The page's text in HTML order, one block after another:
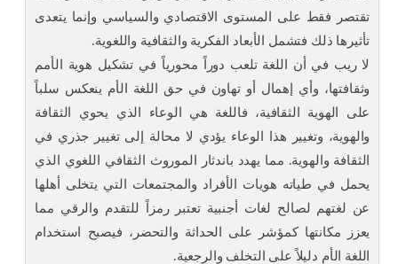
تقتصر فقط على المستوى الاقتصادي والسياسي وإنما يتعدى
تأثيرها ذلك فتشمل الأبعاد الفكرية والثقافية واللغوية.
لا ريب في أن اللغة تلعب دوراً محورياً في تشكيل هوية الأمم
وثقافتها، وأي إهمال أو تهاون في حق اللغة الأم ينعكس سلباً
على الهوية الثقافية، فاللغة هي الوعاء الذي يحوي الثقافة
والهوية، وتغيير هذا الوعاء يؤدي لا محالة إلى تغيير جذري في
الثقافة والهوية. مما يهدد باندثار الموروث الثقافي اللغوي الذي
يحمل في طياته هويات الأفراد والمجتمعات التي يتخلى أهلها
عن لغتهم لصالح لغات أجنبية تعتبر رمزاً للتقدم والرقي مما
يعزز مكانتها كمؤشر على الحداثة والتحضر، فيصبح استخدام
اللغة الأم دليلاً على التخلف والرجعية.